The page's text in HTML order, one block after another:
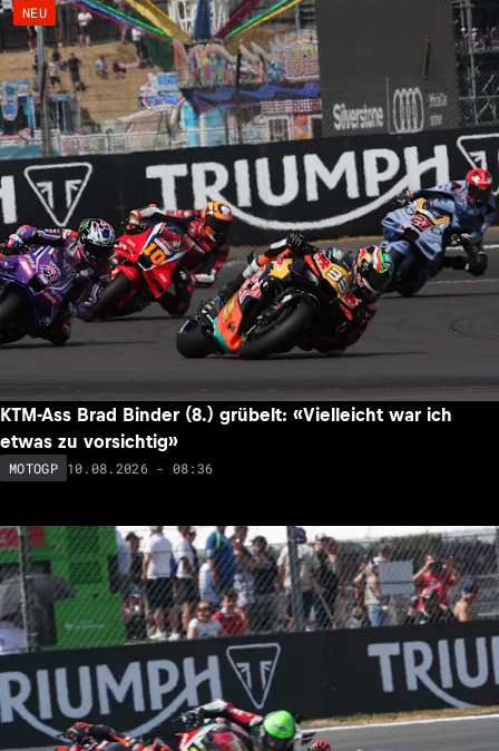
NEU
KTM-Ass Brad Binder (8.) grübelt: «Vielleicht war ich
etwas zu vorsichtig»
MOTOGP 10.08.2026 - 08:36